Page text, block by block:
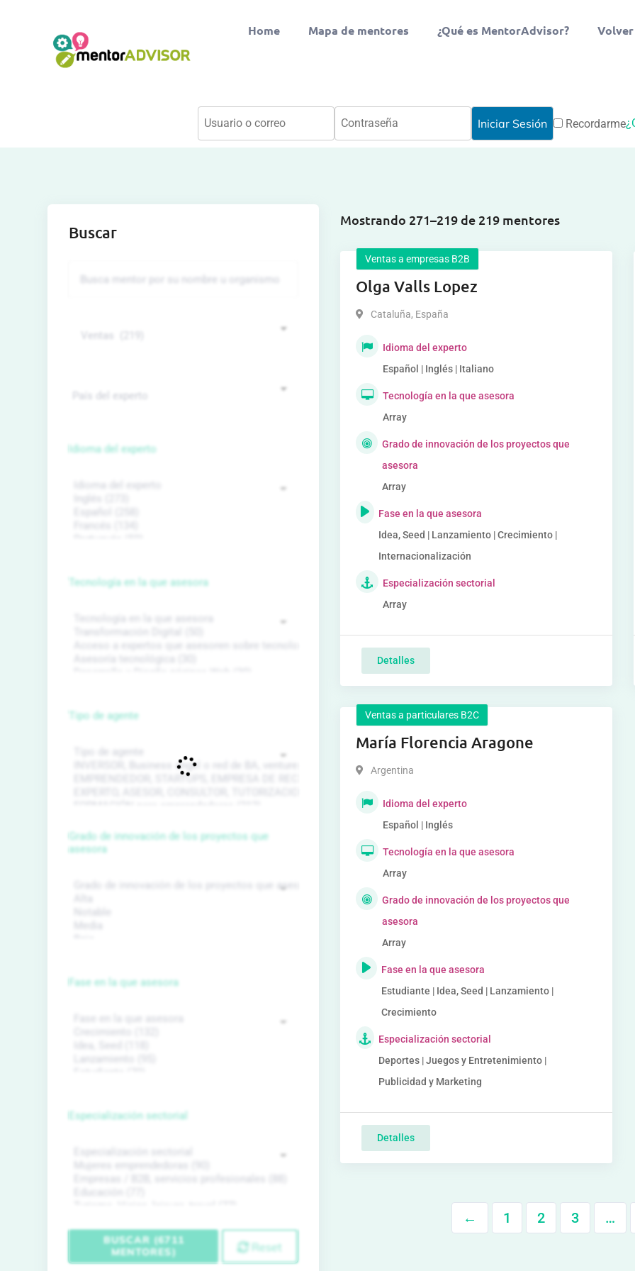
Home Mapa de mentores ¿Qué es MentorAdvisor?
Recordarme
Mostrando 271–219 de 219 mentores
Ventas a empresas B2B
Olga Valls Lopez
Cataluña, España
Idioma del experto
Español | Inglés | Italiano
Tecnología en la que asesora
Array
Grado de innovación de los proyectos que
asesora
Array
Fase en la que asesora
Idea, Seed | Lanzamiento | Crecimiento |
Internacionalización
Especialización sectorial
Array
Detalles
Ventas a particulares B2C
María Florencia Aragone
Argentina
Idioma del experto
Español | Inglés
Tecnología en la que asesora
Array
Grado de innovación de los proyectos que
asesora
Array
Fase en la que asesora
Estudiante | Idea, Seed | Lanzamiento |
Crecimiento
Especialización sectorial
Deportes | Juegos y Entretenimiento |
Publicidad y Marketing
Detalles
← 1 2 3 …
Buscar
Idioma del experto
Tecnología en la que asesora
Tipo de agente
Grado de innovación de los proyectos que
asesora
Fase en la que asesora
Especialización sectorial
BUSCAR (6711
MENTORES)
Reset